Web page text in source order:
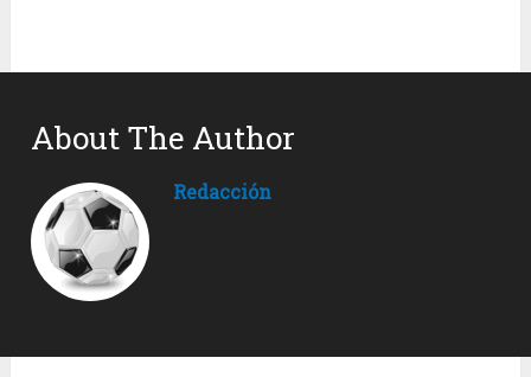
About The Author
Redacción